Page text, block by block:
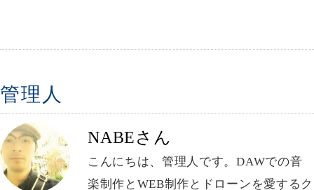
管理人
NABEさん
こんにちは、管理人です。DAWでの音
楽制作とWEB制作とドローンを愛するク